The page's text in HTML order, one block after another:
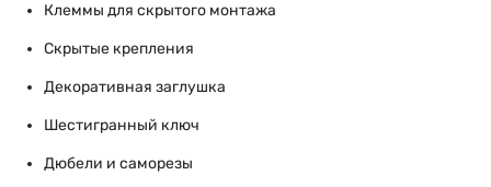
Клеммы для скрытого монтажа
Скрытые крепления
Декоративная заглушка
Шестигранный ключ
Дюбели и саморезы